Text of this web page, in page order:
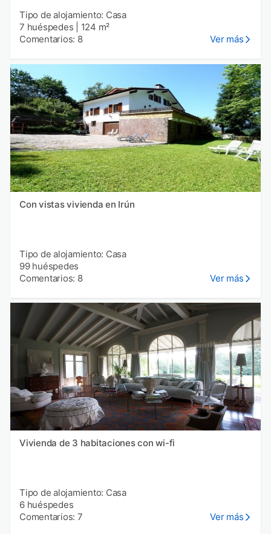
Tipo de alojamiento: Casa
7 huéspedes
124 m²
Comentarios: 8
Ver más
Con vistas vivienda en Irún
Tipo de alojamiento: Casa
99 huéspedes
Comentarios: 8
Ver más
Vivienda de 3 habitaciones con wi-fi
Tipo de alojamiento: Casa
6 huéspedes
Comentarios: 7
Ver más